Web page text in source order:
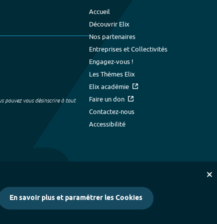
pouvez vous désinscrire à tout
Accueil
Découvrir Elix
Nos partenaires
Entreprises et Collectivités
Engagez-vous !
Les Thèmes Elix
Elix académie
Faire un don
Contactez-nous
Accessibilité
En savoir plus et paramétrer les Cookies